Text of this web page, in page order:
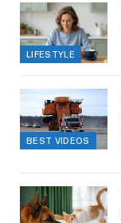
LIFESTYLE
BEST VIDEOS